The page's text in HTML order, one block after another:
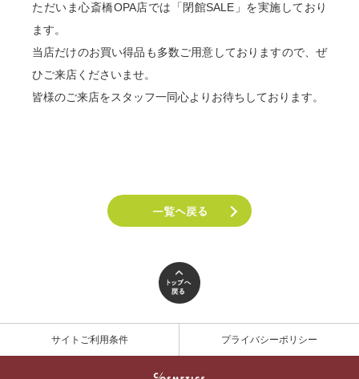
ただいま心斎橋OPA店では「閉館SALE」を実施しており
ます。
当店だけのお買い得品も多数ご用意しておりますので、ぜ
ひご来店くださいませ。
皆様のご来店をスタッフ一同心よりお待ちしております。
サイトご利用条件 プライバシーポリシー